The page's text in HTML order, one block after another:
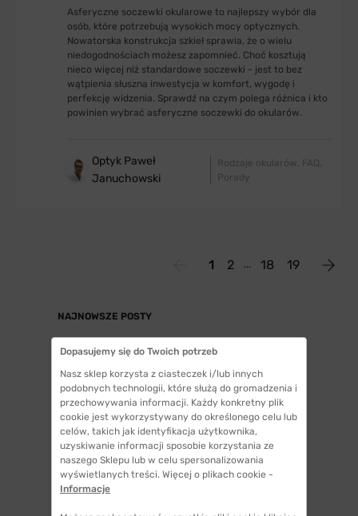
NAJNOWSZE POSTY
Wpływ promieni UV na oczy
Okulary sportowe – Kompletny Poradnik
Woloocze – przyczyny, objawy i skutki
Zaćma - przyczyny, objawy, diagnostyka,
leczenie
Sztuczne łzy — co to, kiedy stosować?
Asferyczne soczewki okularowe to najlepszy wybór dla
osób, które potrzebują wysokich mocy optycznych.
Nowatorska konstrukcja szkieł sprawia, że o wielu
niedogodnościach możesz zapomnieć. Choć kosztują
nieco więcej niż standardowe soczewki - jest to bez
wątpienia słuszna inwestycja w komfort, wygodę i
perfekcję widzenia. Sprawdź na czym polega różnica i kto
powinien wybrać asferyczne soczewki do okularów.
Optyk Paweł
Januchowski
Rodzaje okularów FAQ
Porady
1 2 18 19
Dopasujemy się do Twoich potrzeb
Nasz sklep korzysta z ciasteczek i/lub innych
podobnych technologii, które służą do gromadzenia i
przechowywania informacji. Każdy konkretny plik
cookie jest wykorzystywany do określonego celu lub
celów, takich jak identyfikacja użytkownika,
uzyskiwanie informacji sposobie korzystania ze
naszego Sklepu lub w celu spersonalizowania
wyświetlanych treści. Więcej o plikach cookie -
Informacje